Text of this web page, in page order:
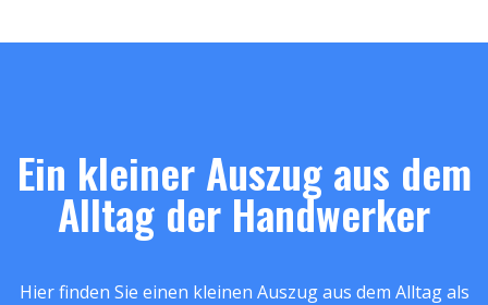
Ein kleiner Auszug aus dem
Alltag der Handwerker
Hier finden Sie einen kleinen Auszug aus dem Alltag als